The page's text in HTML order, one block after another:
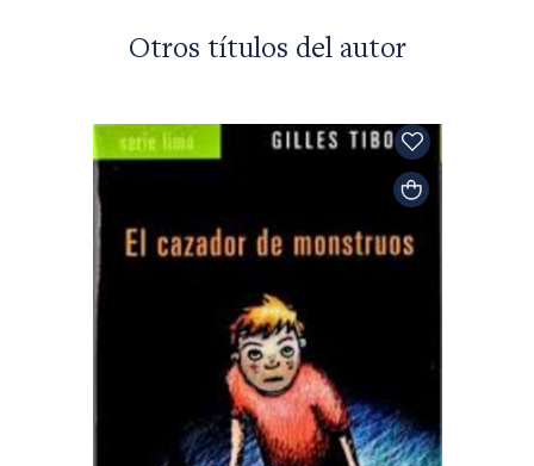
Otros títulos del autor